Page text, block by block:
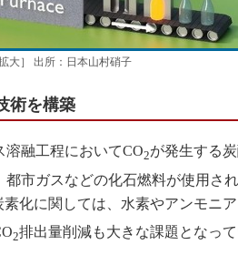
大］ 出所：日本山村硝子
術を構築
融工程においてCO2が発生する
市ガスなどの化石燃料が使用され
化に関しては、水素やアンモニ
2排出量削減も大きな課題となって